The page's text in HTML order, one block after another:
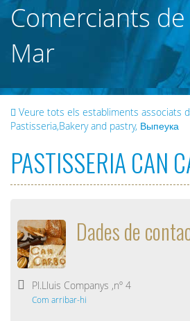
Comerciants
Mar
Veure tots els establiments associats
Pastisseria,Bakery and pastry, Выпеука
PASTISSERIA CAN
Dades de
Pl.Lluis Companys ,nº 4
Com arribar-hi